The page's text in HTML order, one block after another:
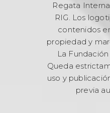
Regata
RIG. Los
contenidos
propiedad y
La
Queda
uso y
previa